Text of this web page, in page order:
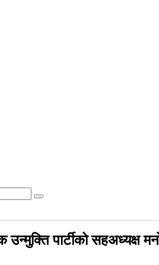
उन्मुक्ति पार्टीको सहअध्यक्ष